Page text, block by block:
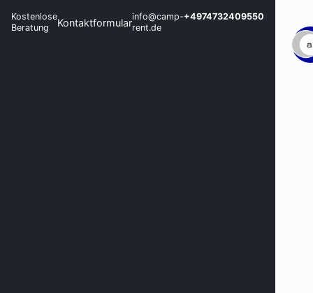
Kostenlose
Beratung
Kontaktformularinfo@camp-
rent.de
+4974732409550